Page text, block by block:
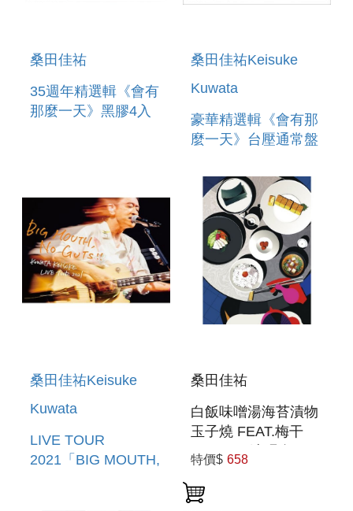
桑田佳祐
35週年精選輯《會有
那麼一天》黑膠4入
桑田佳祐Keisuke
Kuwata
豪華精選輯《會有那
麼一天》台壓通常盤
桑田佳祐Keisuke
Kuwata
LIVE TOUR
2021「BIG MOUTH,
桑田佳祐
白飯味噌湯海苔漬物
玉子燒 FEAT.梅干
CD+DVD演唱會 豪
華初回盤
特價$ 658